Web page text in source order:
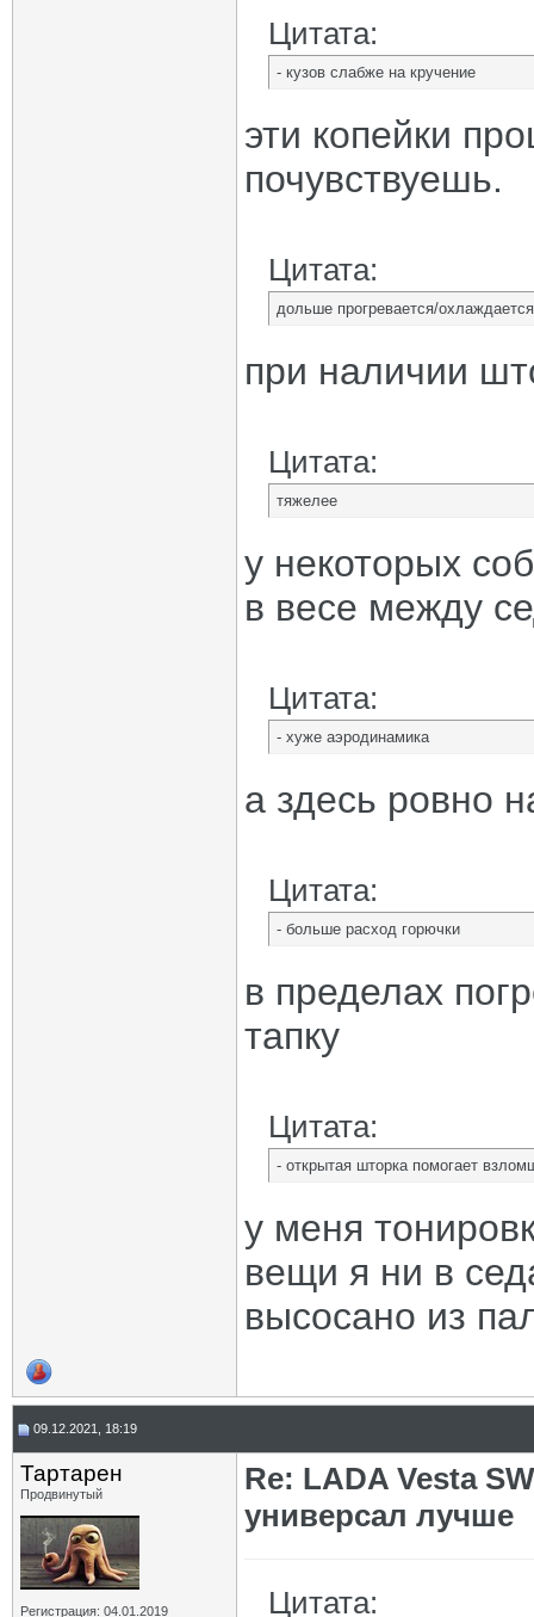
Цитата:
- кузов слабже на кручение
эти копейки
почувствуешь.
Цитата:
дольше прогревается/
при наличии
Цитата:
тяжелее
у некоторых
в весе между
Цитата:
- хуже аэродинамика
а здесь ровно
Цитата:
- больше расход горючки
в пределах
тапку
Цитата:
- открытая шторка помогает
у меня
вещи я ни в
высосано из
09.12.2021, 18:19
Тартарен
Продвинутый
Регистрация: 04.01.2019
Re: LADA Vesta
универсал лучше
Цитата: